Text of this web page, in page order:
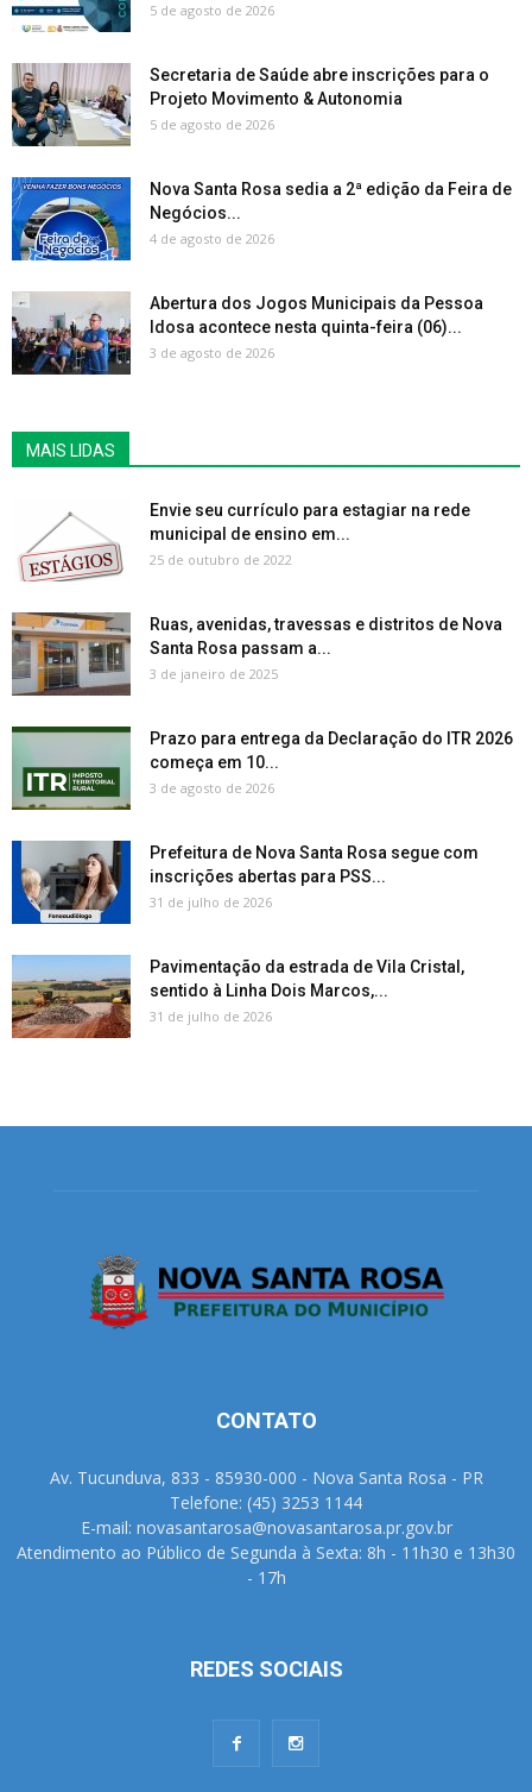
5 de agosto de 2026
Secretaria de Saúde abre inscrições para o
Projeto Movimento & Autonomia
5 de agosto de 2026
Nova Santa Rosa sedia a 2ª edição da Feira de
Negócios...
4 de agosto de 2026
Abertura dos Jogos Municipais da Pessoa
Idosa acontece nesta quinta-feira (06)...
3 de agosto de 2026
MAIS LIDAS
Envie seu currículo para estagiar na rede
municipal de ensino em...
25 de outubro de 2022
Ruas, avenidas, travessas e distritos de Nova
Santa Rosa passam a...
3 de janeiro de 2025
Prazo para entrega da Declaração do ITR 2026
começa em 10...
3 de agosto de 2026
Prefeitura de Nova Santa Rosa segue com
inscrições abertas para PSS...
31 de julho de 2026
Pavimentação da estrada de Vila Cristal,
sentido à Linha Dois Marcos,...
31 de julho de 2026
CONTATO
Av. Tucunduva, 833 - 85930-000 - Nova Santa Rosa - PR
Telefone: (45) 3253 1144
E-mail: novasantarosa@novasantarosa.pr.gov.br
Atendimento ao Público de Segunda à Sexta: 8h - 11h30 e 13h30
- 17h
REDES SOCIAIS